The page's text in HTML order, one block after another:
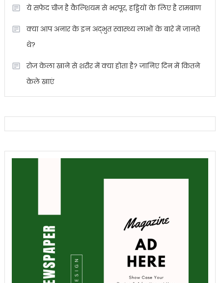
ये सफेद चीज है कैल्शियम से भरपूर, हड्डियों के लिए है रामबाण
क्या आप अनार के इन अद्भुत स्वास्थ्य लाभों के बारे में जानते
थे?
रोज केला खाने से शरीर में क्या होता है? जानिए दिन में कितने
केले खाएं